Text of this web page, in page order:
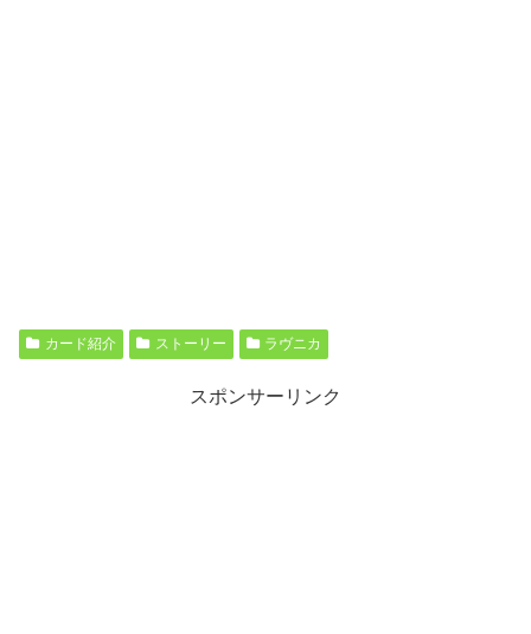
カード紹介 ストーリー ラヴニカ
スポンサーリンク